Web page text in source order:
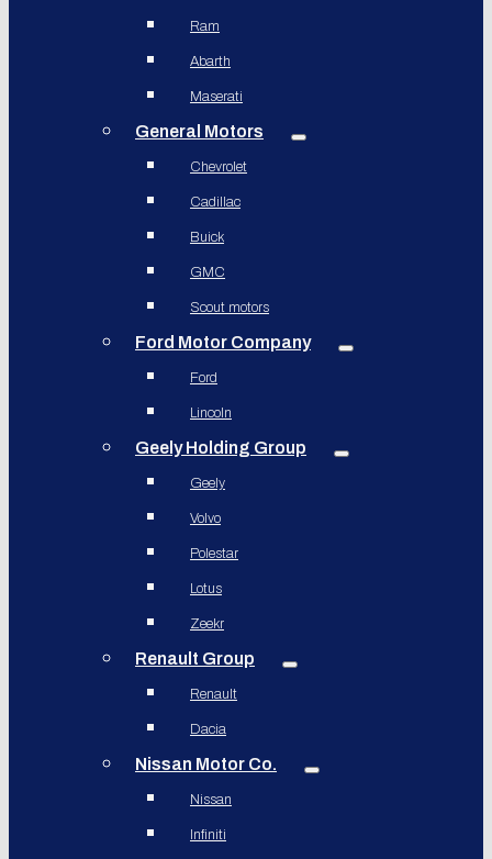
Ram
Abarth
Maserati
General Motors
Chevrolet
Cadillac
Buick
GMC
Scout motors
Ford Motor Company
Ford
Lincoln
Geely Holding Group
Geely
Volvo
Polestar
Lotus
Zeekr
Renault Group
Renault
Dacia
Nissan Motor Co.
Nissan
Infiniti